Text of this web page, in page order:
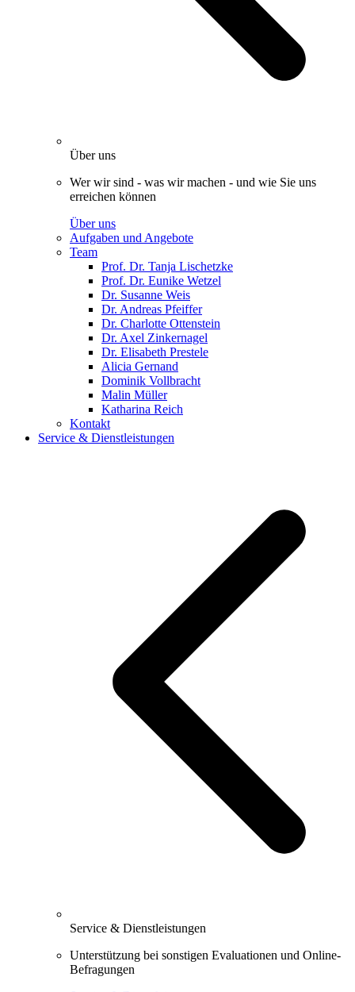
Über uns
Wer wir sind - was wir machen - und wie Sie uns
erreichen können
Über uns
Aufgaben und Angebote
Team
Prof. Dr. Tanja Lischetzke
Prof. Dr. Eunike Wetzel
Dr. Susanne Weis
Dr. Andreas Pfeiffer
Dr. Charlotte Ottenstein
Dr. Axel Zinkernagel
Dr. Elisabeth Prestele
Alicia Gernand
Dominik Vollbracht
Malin Müller
Katharina Reich
Kontakt
Service & Dienstleistungen
Service & Dienstleistungen
Unterstützung bei sonstigen Evaluationen und Online-
Befragungen